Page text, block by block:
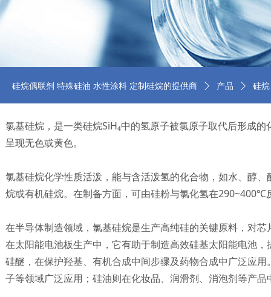
硅烷偶联剂 特殊硅油 水性涂料 定制硅烷的提供商 ꄲ 产品 ꄲ 硅烷
氯基硅烷，是一类硅烷SiH₄中的氢原子被氯原子取代后形成
呈现无色或黄色。
氯基硅烷化学性质活泼，能与含活泼氢的化合物，如水、醇
烷或有机硅烷。在制备方面，可由硅粉与氯化氢在
在半导体制造领域，氯基硅烷是生产高纯硅的关键原料，对
在太阳能电池板生产中，它有助于制造高效硅基太阳能电池
硅醚，在保护羟基、有机合成中间步骤及药物合成中广泛应
子等领域广泛应用；硅油则在化妆品、润滑剂、消泡剂等产品